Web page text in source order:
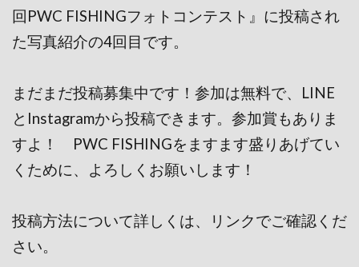
回PWC FISHINGフォトコンテスト』に投稿され
た写真紹介の4回目です。
まだまだ投稿募集中です！参加は無料で、LINE
とInstagramから投稿できます。参加賞もありま
すよ！ PWC FISHINGをますます盛りあげてい
くために、よろしくお願いします！
投稿方法について詳しくは、リンクでご確認くだ
さい。